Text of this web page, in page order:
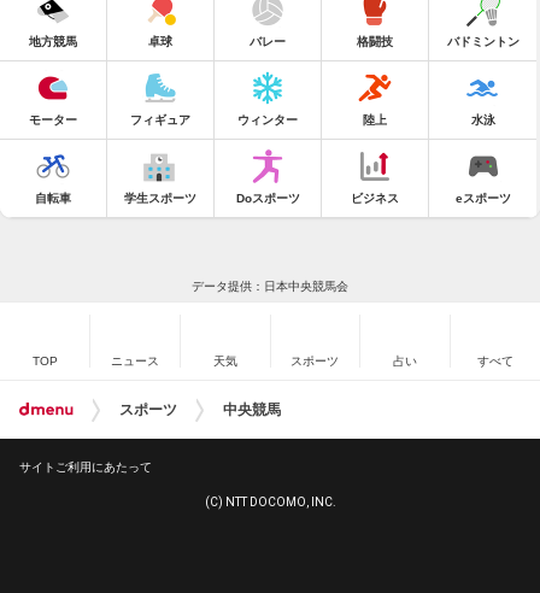
地方競馬 卓球 バレー 格闘技 バドミントン
モーター フィギュア ウィンター 陸上 水泳
自転車 学生スポーツ Doスポーツ ビジネス eスポーツ
データ提供：日本中央競馬会
TOP ニュース 天気 スポーツ 占い すべて
スポーツ 中央競馬
サイトご利用にあたって
(C) NTT DOCOMO, INC.